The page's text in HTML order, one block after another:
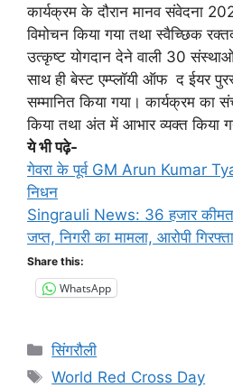
कार्यक्रम के दौरान मानव संवेदना
विमोचन किया गया तथा स्वैच्छिक
उत्कृष्ट योगदान देने वाली 30
साथ ही बेस्ट एम्प्लॉयी ऑफ द ईयर
सम्मानित किया गया। कार्यक्रम का
किया तथा अंत में आभार व्यक्त किया
ये भी पढ़े-
गेवरा के पूर्व GM Arun Kumar
निधन
Singrauli News: 36 हजार कीमत
जप्त, निगरी का मामला, आरोपी
Share this:
WhatsApp
Categories
सिंगरौली
Tags
World Red Cross Day